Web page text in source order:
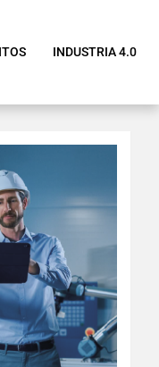
INDUSTRIA 4.0